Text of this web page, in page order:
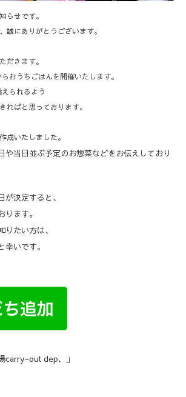
らせです。
誠にありがとうございます。
だきます。
おうちごはんを開催いたします。
られるよう
ればと思っております。
成いたしました。
や当日並ぶ予定のお惣菜などをお伝えしており
決定すると、
ます。
たい方は、
いです。
carry-out dep．」